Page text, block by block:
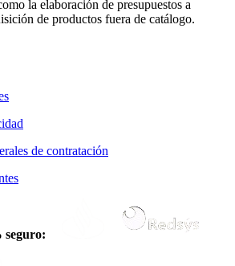
la elaboración de presupuestos a
de productos fuera de catálogo.
de contratación
seguro: